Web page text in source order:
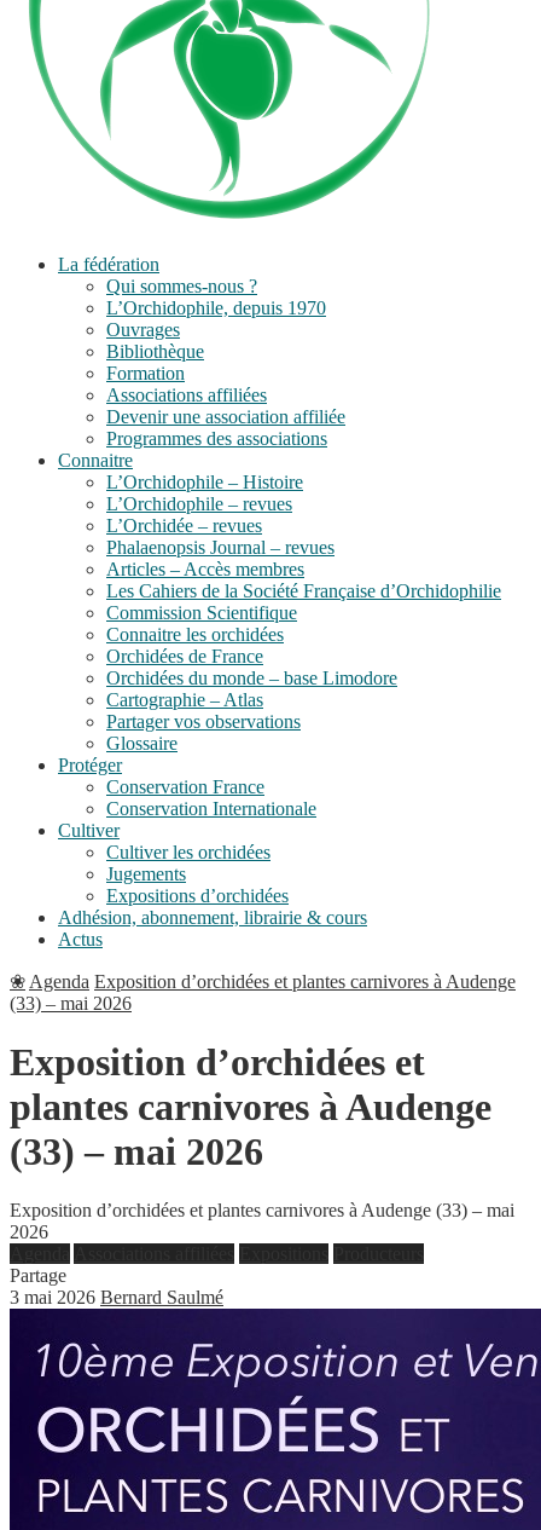
La fédération
Qui sommes-nous ?
L’Orchidophile, depuis 1970
Ouvrages
Bibliothèque
Formation
Associations affiliées
Devenir une association affiliée
Programmes des associations
Connaitre
L’Orchidophile – Histoire
L’Orchidophile – revues
L’Orchidée – revues
Phalaenopsis Journal – revues
Articles – Accès membres
Les Cahiers de la Société Française d’Orchidophilie
Commission Scientifique
Connaitre les orchidées
Orchidées de France
Orchidées du monde – base Limodore
Cartographie – Atlas
Partager vos observations
Glossaire
Protéger
Conservation France
Conservation Internationale
Cultiver
Cultiver les orchidées
Jugements
Expositions d’orchidées
Adhésion, abonnement, librairie & cours
Actus
❀ Agenda Exposition d’orchidées et plantes carnivores à Audenge
(33) – mai 2026
Exposition d’orchidées et
plantes carnivores à Audenge
(33) – mai 2026
Exposition d’orchidées et plantes carnivores à Audenge (33) – mai
2026
Partage
3 mai 2026 Bernard Saulmé